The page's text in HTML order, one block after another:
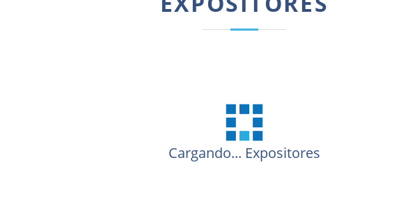
Cargando... Expositores